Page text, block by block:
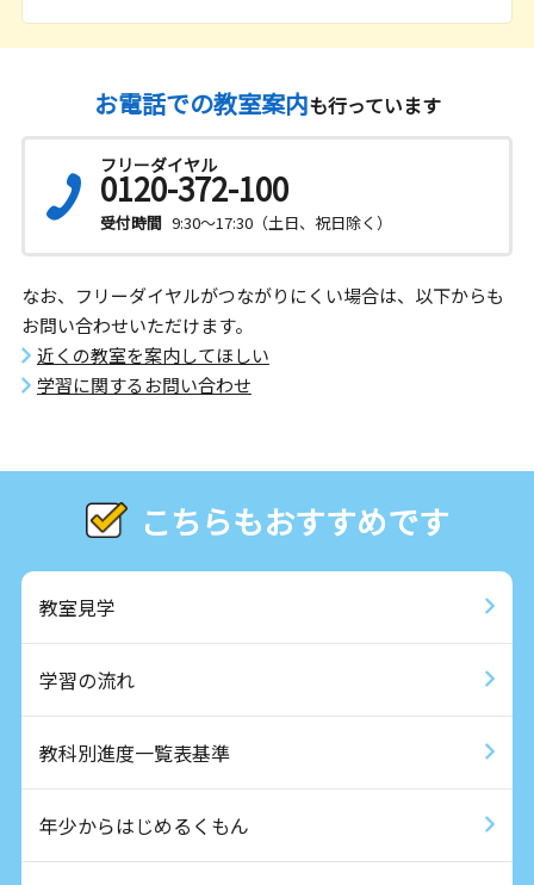
お電話での教室案内も行っています
フリーダイヤル
0120-372-100
受付時間 9:30～17:30（土日、祝日除く）
なお、フリーダイヤルがつながりにくい場合は、以下からも
お問い合わせいただけます。
近くの教室を案内してほしい
学習に関するお問い合わせ
こちらもおすすめです
教室見学
学習の流れ
教科別進度一覧表基準
年少からはじめるくもん